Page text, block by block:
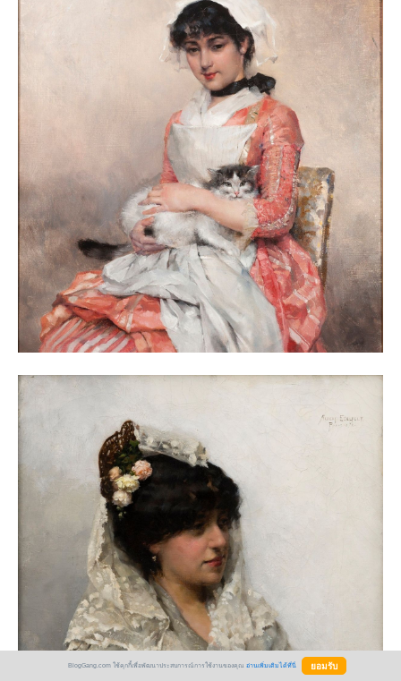
BlogGang.com ใช้คุกกี้เพื่อพัฒนาประสบการณ์การใช้งานของคุณ อ่านเพิ่มเติมได้ที่นี่